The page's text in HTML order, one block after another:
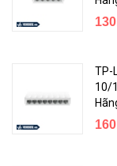
TP-
10/